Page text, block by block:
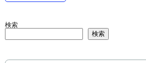
検索
検索